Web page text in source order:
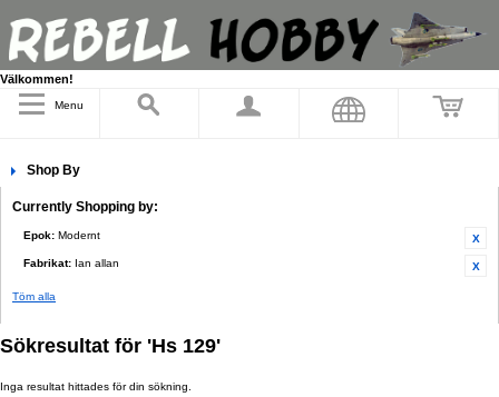
Välkommen!
Menu
Shop By
Currently Shopping by:
Epok: Modernt
Fabrikat: Ian allan
Töm alla
Sökresultat för 'Hs 129'
Inga resultat hittades för din sökning.